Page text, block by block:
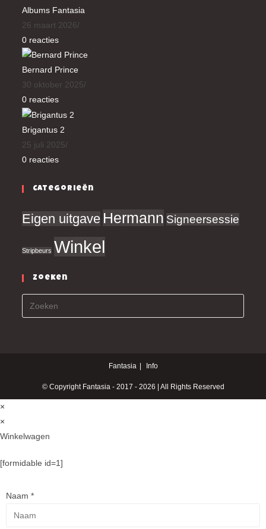
Albums Fantasia
26 maart 2026/
0 reacties
Bernard Prince
30 oktober 2025/
0 reacties
Brigantus 2
25 juli 2025/
0 reacties
Categorieën
Eigen uitgave Hermann Signeersessie
Stripbeurs Winkel
Zoeken
Fantasia Info
© Copyright Fantasia - 2017 - 2026 | All Rights Reserved
×
×
Winkelwagen
[formidable id=1]
Naam *